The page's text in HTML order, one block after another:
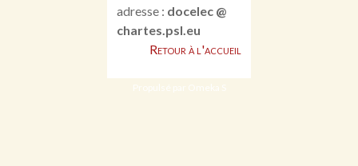
adresse : docelec @
chartes.psl.eu
Retour à l'accueil
Propulsé par Omeka S